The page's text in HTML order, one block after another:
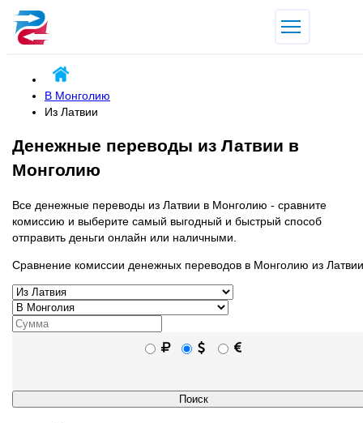
В Монголию
Из Латвии
Денежные переводы из Латвии в
Монголию
Все денежные переводы из Латвии в Монголию - сравните
комиссию и выберите самый выгодный и быстрый способ
отправить деньги онлайн или наличными.
Сравнение комиссии денежных переводов в Монголию из Латвии